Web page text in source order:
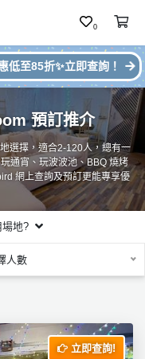
0
至85折✨立即查詢！
預訂推介
選擇，適合2-120人，總有一
通宵、玩波波池、BBQ 燒烤
網上查詢及預訂更能專享優
地?
人數
立即查詢!